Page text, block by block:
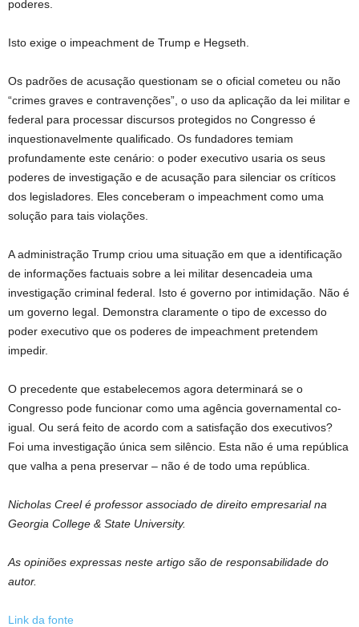
poderes.
Isto exige o impeachment de Trump e Hegseth.
Os padrões de acusação questionam se o oficial cometeu ou não
“crimes graves e contravenções”, o uso da aplicação da lei militar e
federal para processar discursos protegidos no Congresso é
inquestionavelmente qualificado. Os fundadores temiam
profundamente este cenário: o poder executivo usaria os seus
poderes de investigação e de acusação para silenciar os críticos
dos legisladores. Eles conceberam o impeachment como uma
solução para tais violações.
A administração Trump criou uma situação em que a identificação
de informações factuais sobre a lei militar desencadeia uma
investigação criminal federal. Isto é governo por intimidação. Não é
um governo legal. Demonstra claramente o tipo de excesso do
poder executivo que os poderes de impeachment pretendem
impedir.
O precedente que estabelecemos agora determinará se o
Congresso pode funcionar como uma agência governamental co-
igual. Ou será feito de acordo com a satisfação dos executivos?
Foi uma investigação única sem silêncio. Esta não é uma república
que valha a pena preservar – não é de todo uma república.
Nicholas Creel é professor associado de direito empresarial na
Georgia College & State University.
As opiniões expressas neste artigo são de responsabilidade do
autor.
Link da fonte